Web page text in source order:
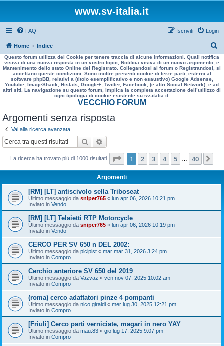
www.sv-italia.it
FAQ Login
Iscriviti
Home Indice
e
r
a
Questo forum utilizza dei Cookie per tenere traccia di alcune informazioni. Quali notifica
visiva di una nuova risposta in un vostro topic, Notifica visiva di un nuovo argomento, e
Mantenimento dello stato Online del Registrato. Collegandosi al forum o Registrandosi, si
accettano queste condizioni. Sono inoltre presenti cookie di terze parti, esterni al
software phpBB, relativi a (titolo esemplificativo e non esaustivo) Google Adsense,
Youtube, ImageShack, Histats, Google+, Twitter, Facebook, (e altri Social Network), e ad
altri siti. La navigazione su questo forum, implica la completa accettazione dell’utilizzo di
ogni tipologia di cookie esistente su sv-italia.it.
VECCHIO FORUM
Argomenti senza risposta
Vai alla ricerca avanzata
Cerca
La ricerca ha trovato più di 1000 risultati Pagina di 40
1 2 3 4 5 40
Argomenti
[RM] [LT] antiscivolo sella Triboseat
Ultimo messaggio da sniper765 « lun apr 06, 2026 10:21 pm
Inviato in Vendo
[RM] [LT] Telaietti RTP Motorcycle
Ultimo messaggio da sniper765 « lun apr 06, 2026 10:19 pm
Inviato in Vendo
CERCO PER SV 650 n DEL 2002:
Ultimo messaggio da picipist « mar mar 31, 2026 3:24 pm
Inviato in Compro
Cerchio anteriore SV 650 del 2019
Ultimo messaggio da Vazvaz « ven nov 07, 2025 10:02 am
Inviato in Compro
(roma) cerco adattatori pinze 4 pompanti
Ultimo messaggio da nico giraldi « mer lug 30, 2025 12:21 pm
Inviato in Compro
[Friuli] Cerco parti verniciate, magari in nero YAY
Ultimo messaggio da mau.83 « gio lug 17, 2025 9:07 pm
Inviato in Compro